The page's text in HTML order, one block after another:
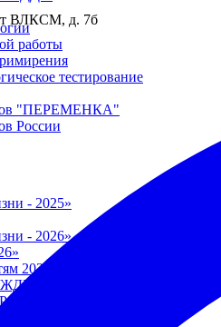
ВЛКСМ, д. 7б
работы
тестирование
"ПЕРЕМЕНКА"
России
- 2025»
- 2026»
2025»
- 2026